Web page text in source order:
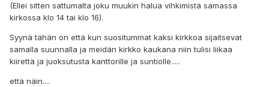
(Ellei sitten sattumalta joku muukin halua vihkimistä samassa
kirkossa klo 14 tai klo 16).
Syynä tähän on että kun suositummat kaksi kirkkoa sijaitsevat
samalla suunnalla ja meidän kirkko kaukana niin tulisi liikaa
kiirettä ja juoksutusta kanttorille ja suntiolle.....
että näin....